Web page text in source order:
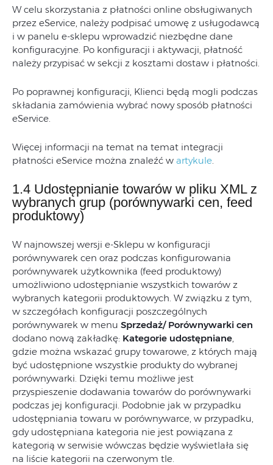
W celu skorzystania z płatności online obsługiwanych
przez eService, należy podpisać umowę z usługodawcą
i w panelu e-sklepu wprowadzić niezbędne dane
konfiguracyjne. Po konfiguracji i aktywacji, płatność
należy przypisać w sekcji z kosztami dostaw i płatności.
Po poprawnej konfiguracji, Klienci będą mogli podczas
składania zamówienia wybrać nowy sposób płatności
eService.
Więcej informacji na temat na temat integracji
płatności eService można znaleźć w artykule
1.4 Udostępnianie towarów w pliku XML z
wybranych grup (porównywarki cen, feed
produktowy)
W najnowszej wersji e-Sklepu w konfiguracji
porównywarek cen oraz podczas konfigurowania
porównywarek użytkownika (feed produktowy)
umożliwiono udostępnianie wszystkich towarów z
wybranych kategorii produktowych. W związku z tym,
w szczegółach konfiguracji poszczególnych
porównywarek w menu Sprzedaż/ Porównywarki cen
dodano nową zakładkę: Kategorie udostępniane
gdzie można wskazać grupy towarowe, z których mają
być udostępnione wszystkie produkty do wybranej
porównywarki. Dzięki temu możliwe jest
przyspieszenie dodawania towarów do porównywarki
podczas jej konfiguracji. Podobnie jak w przypadku
udostępniania towaru w porównywarce, w przypadku,
gdy udostępniana kategoria nie jest powiązana z
kategorią w serwisie wówczas będzie wyświetlała się
na liście kategorii na czerwonym tle.